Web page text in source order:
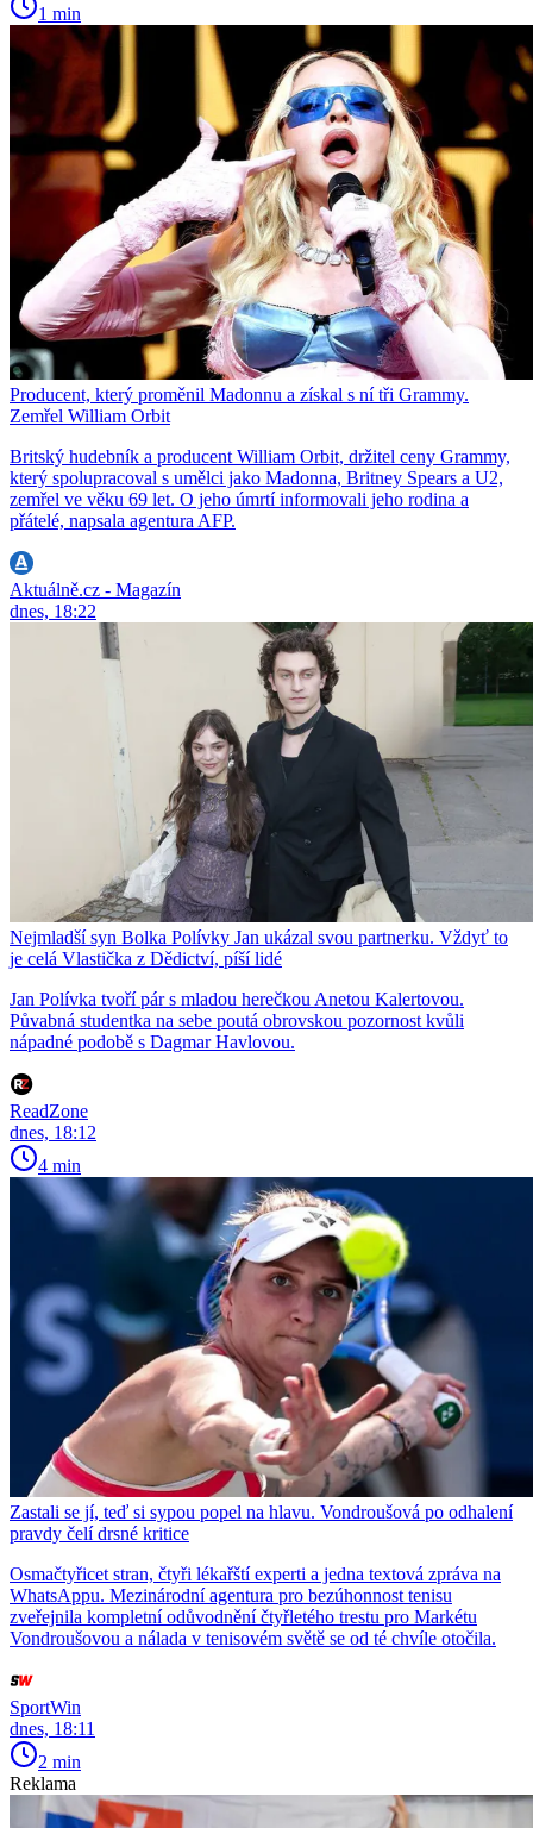
1 min
Producent, který proměnil Madonnu a získal s ní tři Grammy.
Zemřel William Orbit
Britský hudebník a producent William Orbit, držitel ceny Grammy,
který spolupracoval s umělci jako Madonna, Britney Spears a U2,
zemřel ve věku 69 let. O jeho úmrtí informovali jeho rodina a
přátelé, napsala agentura AFP.
Aktuálně.cz - Magazín
dnes, 18:22
Nejmladší syn Bolka Polívky Jan ukázal svou partnerku. Vždyť to
je celá Vlastička z Dědictví, píší lidé
Jan Polívka tvoří pár s mladou herečkou Anetou Kalertovou.
Půvabná studentka na sebe poutá obrovskou pozornost kvůli
nápadné podobě s Dagmar Havlovou.
ReadZone
dnes, 18:12
4 min
Zastali se jí, teď si sypou popel na hlavu. Vondroušová po odhalení
pravdy čelí drsné kritice
Osmačtyřicet stran, čtyři lékařští experti a jedna textová zpráva na
WhatsAppu. Mezinárodní agentura pro bezúhonnost tenisu
zveřejnila kompletní odůvodnění čtyřletého trestu pro Markétu
Vondroušovou a nálada v tenisovém světě se od té chvíle otočila.
SportWin
dnes, 18:11
2 min
Reklama